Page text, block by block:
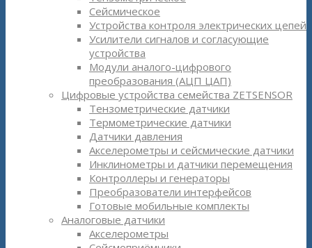
Сейсмическое
Устройства контроля электрических цепей
Усилители сигналов и согласующие
устройства
Модули аналого-цифрового
преобразования (АЦП ЦАП)
Цифровые устройства семейства ZETSENSOR
Тензометрические датчики
Термометрические датчики
Датчики давления
Акселерометры и сейсмические датчики
Инклинометры и датчики перемещения
Контроллеры и генераторы
Преобразователи интерфейсов
Готовые мобильные комплекты
Аналоговые датчики
Акселерометры